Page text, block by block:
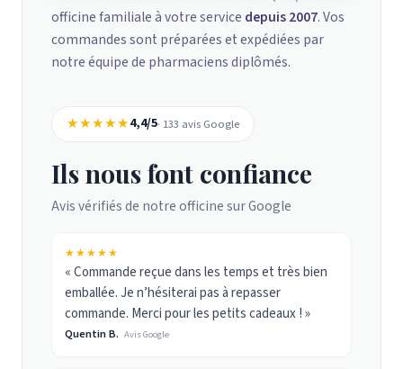
officine familiale à votre service depuis 2007. Vos
commandes sont préparées et expédiées par
notre équipe de pharmaciens diplômés.
★★★★★4,4/5· 133 avis Google
Ils nous font confiance
Avis vérifiés de notre officine sur Google
★★★★★
« Commande reçue dans les temps et très bien
emballée. Je n’hésiterai pas à repasser
commande. Merci pour les petits cadeaux ! »
Quentin B. Avis Google